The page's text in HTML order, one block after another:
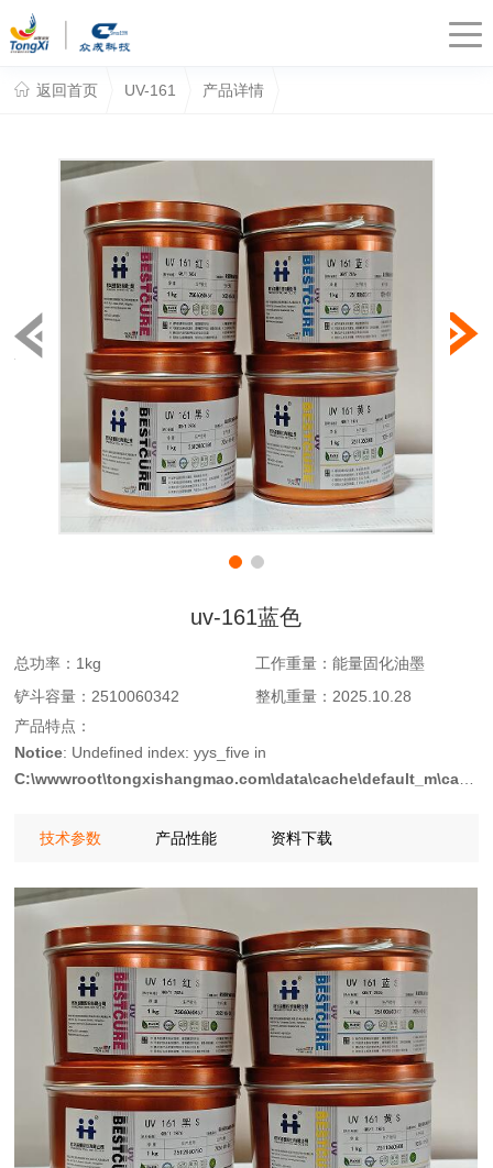
返回首页 UV-161 产品详情
uv-161蓝色
总功率： 1kg 工作重量：能量固化油墨
铲斗容量：2510060342 整机重量：2025.10.28
产品特点：
Notice : Undefined index: yys_five in
技术参数
产品性能 资料下载